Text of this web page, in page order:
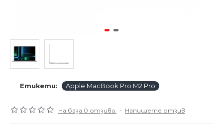
Етикети: Apple MacBook Pro M2 Pro
На база 0 отзива. - Напишете отзив